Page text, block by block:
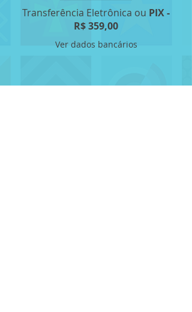
Transferência Eletrônica ou PIX -
R$ 359,00
Ver dados bancários